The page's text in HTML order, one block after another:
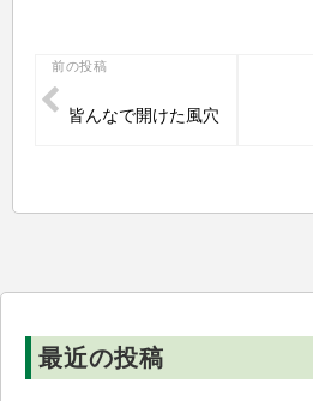
投
稿
ン
前の投稿
皆んなで開けた風穴
最近の投稿